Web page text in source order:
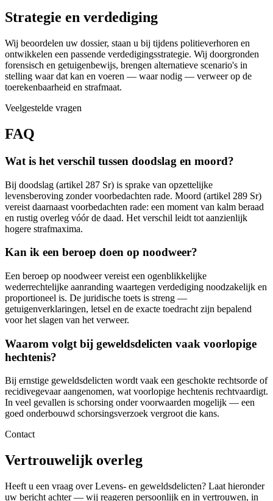
Strategie en verdediging
Wij beoordelen uw dossier, staan u bij tijdens politieverhoren en
ontwikkelen een passende verdedigingsstrategie. Wij doorgronden
forensisch en getuigenbewijs, brengen alternatieve scenario's in
stelling waar dat kan en voeren — waar nodig — verweer op de
toerekenbaarheid en strafmaat.
Veelgestelde vragen
FAQ
Wat is het verschil tussen doodslag en moord?
Bij doodslag (artikel 287 Sr) is sprake van opzettelijke
levensberoving zonder voorbedachten rade. Moord (artikel 289 Sr)
vereist daarnaast voorbedachten rade: een moment van kalm beraad
en rustig overleg vóór de daad. Het verschil leidt tot aanzienlijk
hogere strafmaxima.
Kan ik een beroep doen op noodweer?
Een beroep op noodweer vereist een ogenblikkelijke
wederrechtelijke aanranding waartegen verdediging noodzakelijk en
proportioneel is. De juridische toets is streng —
getuigenverklaringen, letsel en de exacte toedracht zijn bepalend
voor het slagen van het verweer.
Waarom volgt bij geweldsdelicten vaak voorlopige
hechtenis?
Bij ernstige geweldsdelicten wordt vaak een geschokte rechtsorde of
recidivegevaar aangenomen, wat voorlopige hechtenis rechtvaardigt.
In veel gevallen is schorsing onder voorwaarden mogelijk — een
goed onderbouwd schorsingsverzoek vergroot die kans.
Contact
Vertrouwelijk overleg
Heeft u een vraag over Levens- en geweldsdelicten? Laat hieronder
uw bericht achter — wij reageren persoonlijk en in vertrouwen, in